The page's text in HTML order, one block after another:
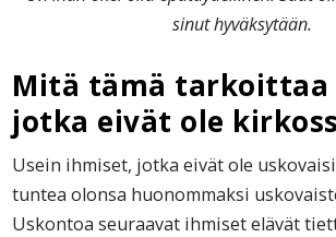
sinut hyväksytään.
Mitä tämä tarkoittaa
jotka eivät ole
Usein ihmiset, jotka eivät ole
tuntea olonsa huonommaksi
Uskontoa seuraavat ihmiset elävät